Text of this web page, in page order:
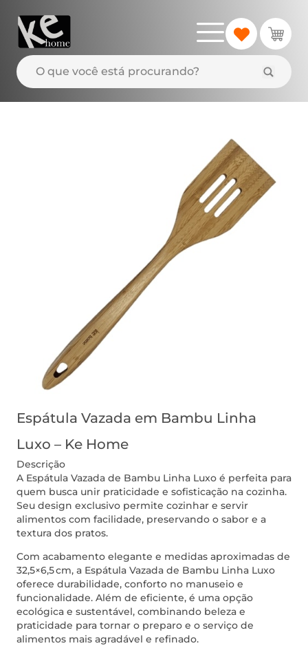
Espátula Vazada em Bambu Linha
Luxo – Ke Home
Descrição
A Espátula Vazada de Bambu Linha Luxo é perfeita para
quem busca unir praticidade e sofisticação na cozinha.
Seu design exclusivo permite cozinhar e servir
alimentos com facilidade, preservando o sabor e a
textura dos pratos.
Com acabamento elegante e medidas aproximadas de
32,5×6,5 cm, a Espátula Vazada de Bambu Linha Luxo
oferece durabilidade, conforto no manuseio e
funcionalidade. Além de eficiente, é uma opção
ecológica e sustentável, combinando beleza e
praticidade para tornar o preparo e o serviço de
alimentos mais agradável e refinado.